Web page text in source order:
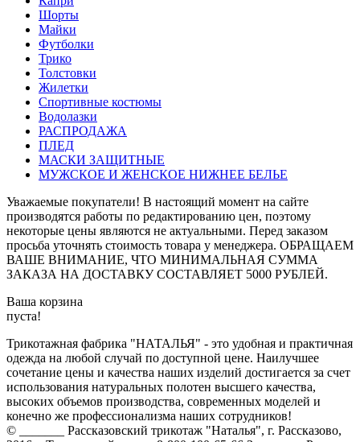
Шорты
Майки
Футболки
Трико
Толстовки
Жилетки
Спортивные костюмы
Водолазки
РАСПРОДАЖА
ПЛЕД
МАСКИ ЗАЩИТНЫЕ
МУЖСКОЕ И ЖЕНСКОЕ НИЖНЕЕ БЕЛЬЕ
Уважаемые покупатели! В настоящий момент на сайте
производятся работы по редактированию цен, поэтому
некоторые цены являются не актуальными. Перед заказом
просьба уточнять стоимость товара у менеджера. ОБРАЩАЕМ
ВАШЕ ВНИМАНИЕ, ЧТО МИНИМАЛЬНАЯ СУММА
ЗАКАЗА НА ДОСТАВКУ СОСТАВЛЯЕТ 5000 РУБЛЕЙ.
Ваша корзина
пуста!
Трикотажная фабрика "НАТАЛЬЯ" - это удобная и практичная
одежда на любой случай по доступной цене. Наилучшее
сочетание цены и качества наших изделий достигается за счет
использования натуральных полотен высшего качества,
высоких объемов производства, современных моделей и
конечно же профессионализма наших сотрудников!
© _______ Рассказовский трикотаж "Наталья", г. Рассказово,